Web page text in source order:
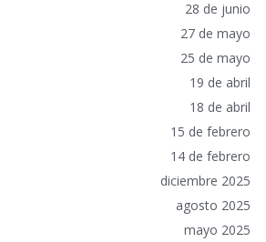
28 de junio
27 de mayo
25 de mayo
19 de abril
18 de abril
15 de febrero
14 de febrero
diciembre 2025
agosto 2025
mayo 2025